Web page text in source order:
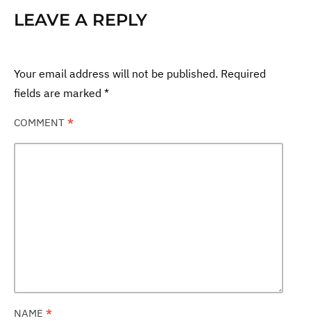
LEAVE A REPLY
Your email address will not be published. Required
fields are marked *
COMMENT *
NAME *